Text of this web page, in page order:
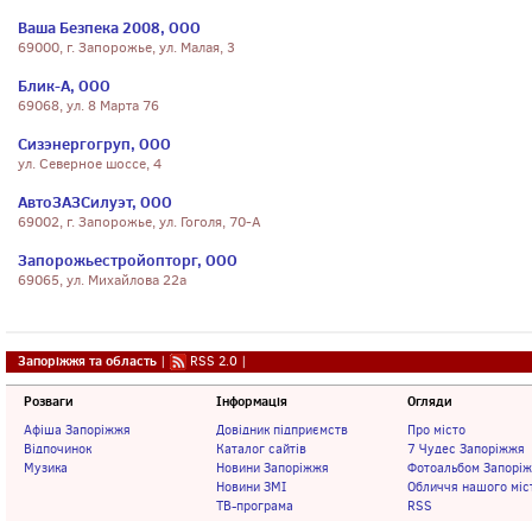
Ваша Безпека 2008, ООО
69000, г. Запорожье, ул. Малая, 3
Блик-А, ООО
69068, ул. 8 Марта 76
Сизэнергогруп, ООО
ул. Северное шоссе, 4
АвтоЗАЗСилуэт, ООО
69002, г. Запорожье, ул. Гоголя, 70-А
Запорожьестройопторг, ООО
69065, ул. Михайлова 22а
Запоріжжя та область | RSS 2.0 |
Розваги
Афіша Запоріжжя
Відпочинок
Музика
Інформація
Довідник підприємств
Каталог сайтів
Новини Запоріжжя
Новини ЗМІ
ТВ-програма
Огляди
Про місто
7 Чудес Запоріжжя
Фотоальбом
Обличчя нашого
RSS